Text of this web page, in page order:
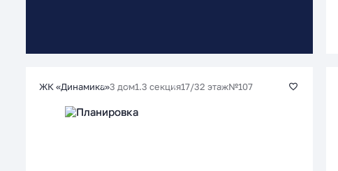
ЖК «Динамика»3 дом1.3 секция17/32 этаж№107